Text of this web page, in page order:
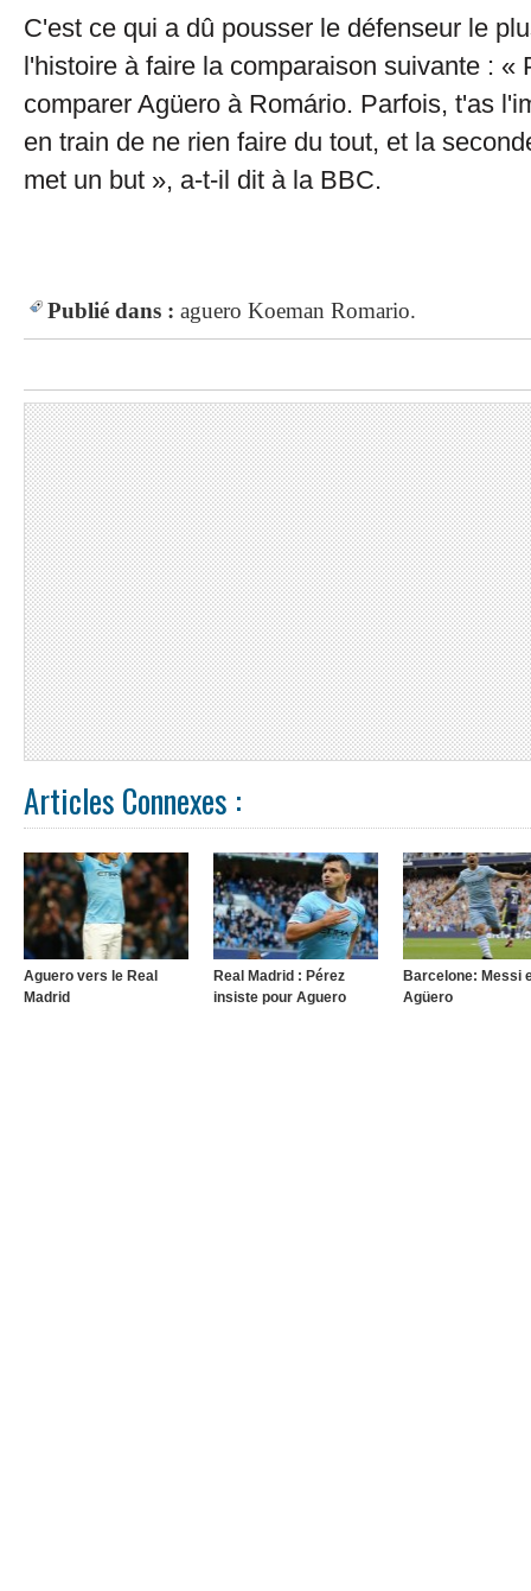
C'est ce qui a dû pousser le défenseur le
l'histoire à faire la comparaison suivante : «
comparer Agüero à Romário. Parfois, t'as
en train de ne rien faire du tout, et la
met un but », a-t-il dit à la BBC.
Publié dans : aguero Koeman Romario.
Articles Connexes :
Aguero vers le Real
Madrid
Real Madrid : Pérez
insiste pour Aguero
Barcelone: Messi
Agüero